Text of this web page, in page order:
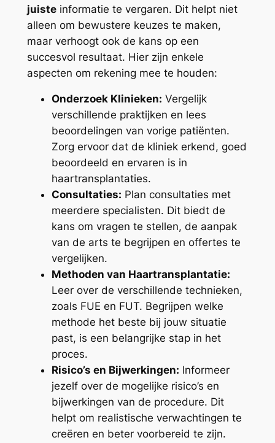
juisteinformatie te vergaren. Dit helpt niet
alleen om bewustere keuzes te maken,
maar verhoogt ook de kans op een
succesvol resultaat. Hier zijn enkele
aspecten om rekening mee te houden:
Onderzoek Klinieken: Vergelijk
verschillende praktijken en lees
beoordelingen van vorige patiënten.
Zorg ervoor dat de kliniek erkend, goed
beoordeeld en ervaren is in
haartransplantaties.
Consultaties: Plan consultaties met
meerdere specialisten. Dit biedt de
kans om vragen te stellen, de aanpak
van de arts te begrijpen en offertes te
vergelijken.
Methoden van Haartransplantatie:
Leer over de verschillende technieken,
zoals FUE en FUT. Begrijpen welke
methode het beste bij jouw situatie
past, is een belangrijke stap in het
proces.
Risico’s en Bijwerkingen: Informeer
jezelf over de mogelijke risico’s en
bijwerkingen van de procedure. Dit
helpt om realistische verwachtingen te
creëren en beter voorbereid te zijn.